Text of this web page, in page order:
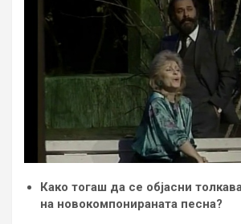
Како тогаш да се објасни
на новокомпонираната песна?